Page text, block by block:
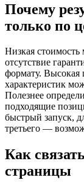
Почему
только по
Низкая стоимость
отсутствие
формату. Высокая
характеристик
Полезнее
подходящие
быстрый запуск,
третьего —
Как
страницы